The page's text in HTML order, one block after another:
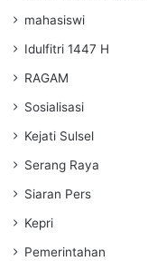
mahasiswi
Idulfitri 1447 H
RAGAM
Sosialisasi
Kejati Sulsel
Serang Raya
Siaran Pers
Kepri
Pemerintahan